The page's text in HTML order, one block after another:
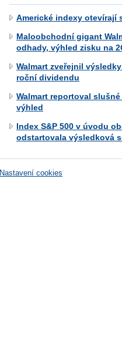
Americké indexy otevírají
Maloobchodní gigant
odhady, výhled zisku na
Walmart zveřejnil
roční dividendu
Walmart reportoval
výhled
Index S&P 500 v úvodu
odstartovala výsledková
Nastavení cookies